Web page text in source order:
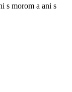
s morom a ani s